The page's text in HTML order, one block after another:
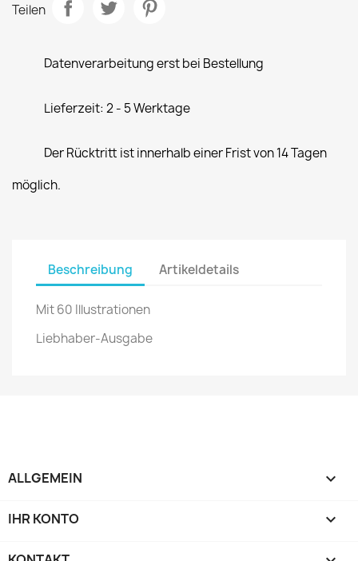
Teilen
Datenverarbeitung erst bei Bestellung
Lieferzeit: 2 - 5 Werktage
Der Rücktritt ist innerhalb einer Frist von 14 Tagen
möglich.
Beschreibung Artikeldetails
Mit 60 Illustrationen
Liebhaber-Ausgabe
ALLGEMEIN 
IHR KONTO 